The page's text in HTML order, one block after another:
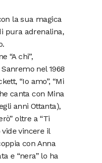
la sua magica
pura adrenalina,
“A chi”,
nel 1968
“Io amo”, “Mi
canta con Mina
anni Ottanta),
oltre a “Ti
vide vincere il
con Anna
e “nera” lo ha